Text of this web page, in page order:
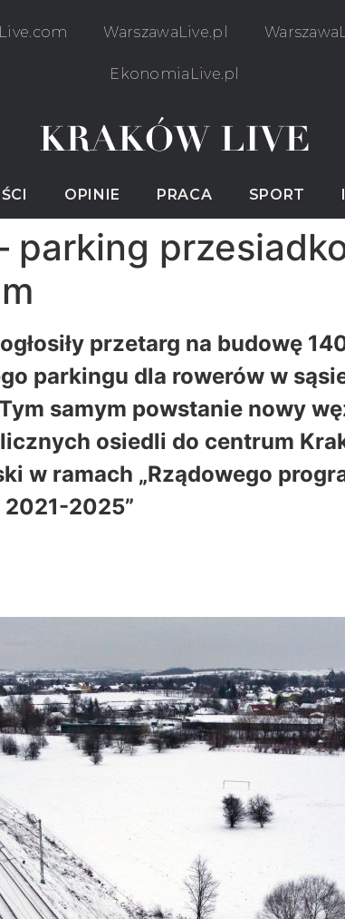
WarszawaLive.pl
EkonomiaLive.pl
OPINIE PRACA SPORT
parking
przetarg na budowę
parkingu dla rowerów w
samym powstanie nowy
osiedli do centrum
w ramach „Rządowego
2025”